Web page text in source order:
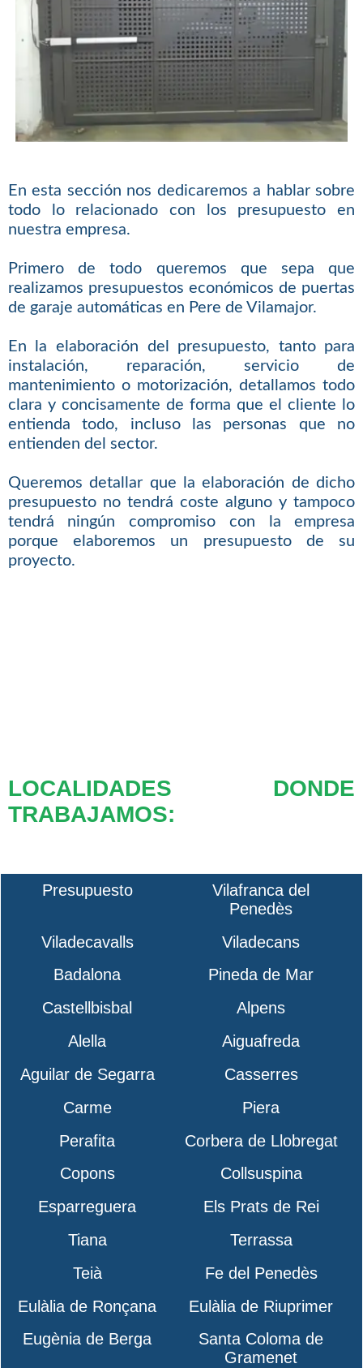
En esta sección nos dedicaremos a hablar sobre
todo lo relacionado con los presupuesto en
nuestra empresa.
Primero de todo queremos que sepa que
realizamos presupuestos económicos de puertas
de garaje automáticas en Pere de Vilamajor.
En la elaboración del presupuesto, tanto para
instalación, reparación, servicio de
mantenimiento o motorización, detallamos todo
clara y concisamente de forma que el cliente lo
entienda todo, incluso las personas que no
entienden del sector.
Queremos detallar que la elaboración de dicho
presupuesto no tendrá coste alguno y tampoco
tendrá ningún compromiso con la empresa
porque elaboremos un presupuesto de su
proyecto.
LOCALIDADES DONDE
TRABAJAMOS:
Presupuesto
Vilafranca del
Penedès
Viladecavalls
Viladecans
Badalona
Pineda de Mar
Castellbisbal
Alpens
Alella
Aiguafreda
Aguilar de Segarra
Casserres
Carme
Piera
Perafita
Corbera de Llobregat
Copons
Collsuspina
Esparreguera
Els Prats de Rei
Tiana
Terrassa
Teià
Fe del Penedès
Eulàlia de Ronçana
Eulàlia de Riuprimer
Eugènia de Berga
Santa Coloma de
Gramenet